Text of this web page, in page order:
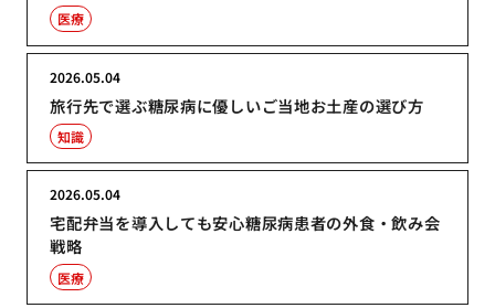
医療
旅行先で選ぶ糖尿病に優しいご当地お土産の選び方
2026.05.04
知識
宅配弁当を導入しても安心糖尿病患者の外食・飲み会
戦略
2026.05.04
医療